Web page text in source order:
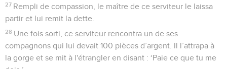
27 Rempli de compassion, le maître de ce serviteur le laissa
partir et lui remit la dette.
28 Une fois sorti, ce serviteur rencontra un de ses
compagnons qui lui devait 100 pièces d’argent. Il l’attrapa à
la gorge et se mit à l'étrangler en disant : ‘Paie ce que tu me